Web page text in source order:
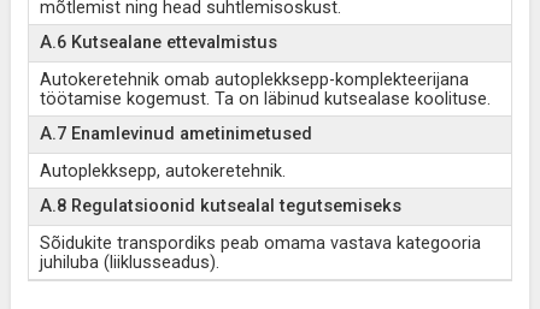
mõtlemist ning head suhtlemisoskust.
A.6 Kutsealane ettevalmistus
Autokeretehnik omab autoplekksepp-komplekteerijana
töötamise kogemust. Ta on läbinud kutsealase koolituse.
A.7 Enamlevinud ametinimetused
Autoplekksepp, autokeretehnik.
A.8 Regulatsioonid kutsealal tegutsemiseks
Sõidukite transpordiks peab omama vastava kategooria
juhiluba (liiklusseadus).